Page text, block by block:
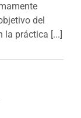
del
la práctica [...]